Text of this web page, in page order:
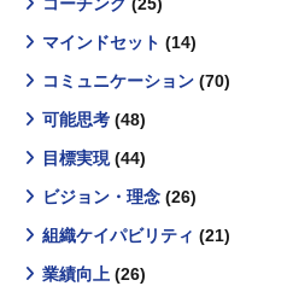
コーチング(25)
マインドセット (14)
コミュニケーション (70)
可能思考 (48)
目標実現(44)
ビジョン・理念 (26)
組織ケイパビリティ (21)
業績向上 (26)